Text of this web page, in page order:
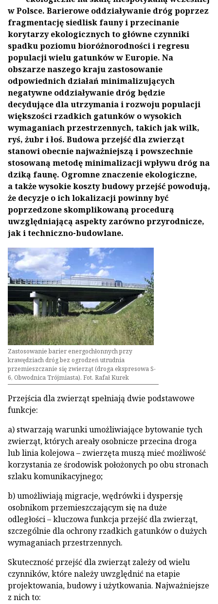
w Polsce. Barierowe oddziaływanie dróg poprzez
fragmentację siedlisk fauny i przecinanie
korytarzy ekologicznych to główne czynniki
spadku poziomu bioróżnorodności i regresu
populacji wielu gatunków w Europie. Na
obszarze naszego kraju zastosowanie
odpowiednich działań minimalizujących
negatywne oddziaływanie dróg będzie
decydujące dla utrzymania i rozwoju populacji
większości rzadkich gatunków o wysokich
wymaganiach przestrzennych, takich jak wilk,
ryś, żubr i łoś. Budowa przejść dla zwierząt
stanowi obecnie najważniejszą i powszechnie
stosowaną metodę minimalizacji wpływu dróg na
dziką faunę. Ogromne znaczenie ekologiczne,
a także wysokie koszty budowy przejść powodują,
że decyzje o ich lokalizacji powinny być
poprzedzone skomplikowaną procedurą
uwzględniającą aspekty zarówno przyrodnicze,
jak i techniczno-budowlane.
Zastosowanie barier energochłonnych przy
krawędziach dróg bez ogrodzeń utrudnia
przemieszczanie się zwierząt (droga ekspresowa S-
6, Obwodnica Trójmiasta). Fot. Rafał Kurek
Przejścia dla zwierząt spełniają dwie podstawowe
funkcje:
a) stwarzają warunki umożliwiające bytowanie tych
zwierząt, których areały osobnicze przecina droga
lub linia kolejowa – zwierzęta muszą mieć możliwość
korzystania ze środowisk położonych po obu stronach
szlaku komunikacyjnego;
b) umożliwiają migracje, wędrówki i dyspersję
osobnikom przemieszczającym się na duże
odległości – kluczowa funkcja przejść dla zwierząt,
szczególnie dla ochrony rzadkich gatunków o dużych
wymaganiach przestrzennych.
Skuteczność przejść dla zwierząt zależy od wielu
czynników, które należy uwzględnić na etapie
projektowania, budowy i użytkowania. Najważniejsze
z nich to: